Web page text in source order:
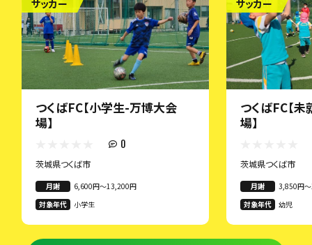
サッカー
つくばFC【小学生-万博大会
場】
0
茨城県つくば市
月謝
6,600円〜13,200円
対象年代
小学生
サッカー
つくばFC【
場】
茨城県つくば市
月謝
3,850円
対象年代
幼児